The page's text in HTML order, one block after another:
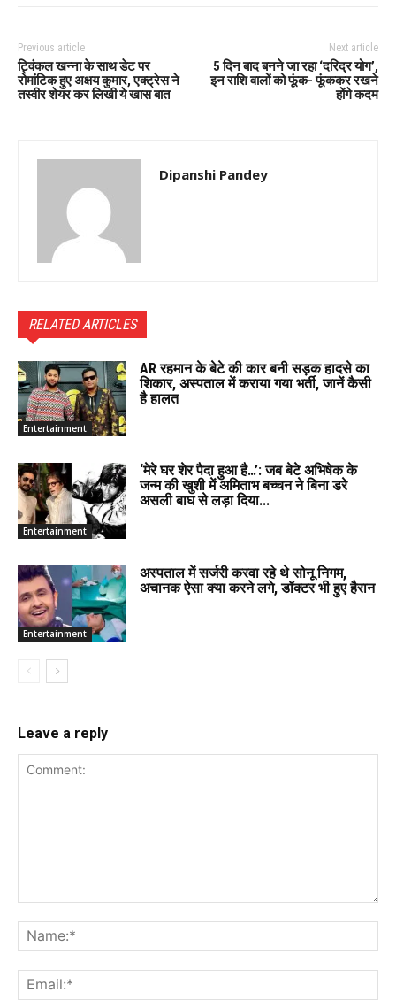
Previous article
ट्विंकल खन्ना के साथ डेट पर
रोमांटिक हुए अक्षय कुमार, एक्ट्रेस ने
तस्वीर शेयर कर लिखी ये खास बात
Next article
5 दिन बाद बनने जा रहा ‘दरिद्र योग’,
इन राशि वालों को फूंक- फूंककर रखने
होंगे कदम
Dipanshi Pandey
RELATED ARTICLES
Entertainment
AR रहमान के बेटे की कार बनी सड़क हादसे का
शिकार, अस्पताल में कराया गया भर्ती, जानें कैसी
है हालत
Entertainment
‘मेरे घर शेर पैदा हुआ है…’: जब बेटे अभिषेक के
जन्म की खुशी में अमिताभ बच्चन ने बिना डरे
असली बाघ से लड़ा दिया...
Entertainment
अस्पताल में सर्जरी करवा रहे थे सोनू निगम,
अचानक ऐसा क्या करने लगे, डॉक्टर भी हुए हैरान
Leave a reply